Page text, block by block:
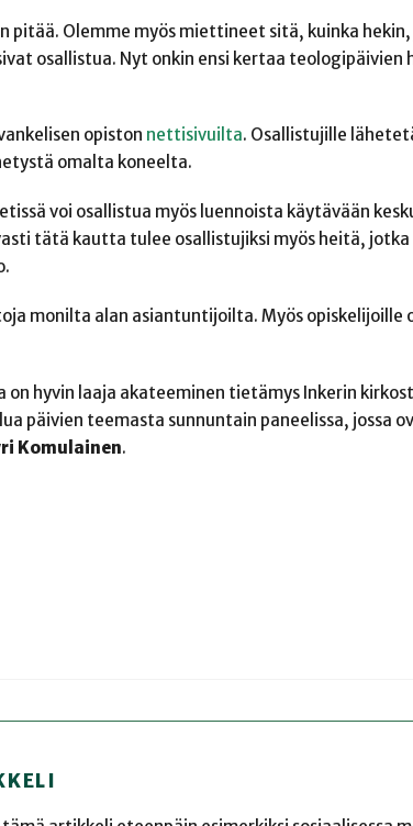
Olemme myös miettineet sitä, kuinka
osallistua. Nyt onkin ensi kertaa teologipäivien
opiston nettisivuilta. Osallistujille
omalta koneelta.
voi osallistua myös luennoista käytävään
tätä kautta tulee osallistujiksi myös heitä, jotka
monilta alan asiantuntijoilta. Myös opiskelijoille
on hyvin laaja akateeminen tietämys Inkerin
päivien teemasta sunnuntain paneelissa, jossa
Komulainen.